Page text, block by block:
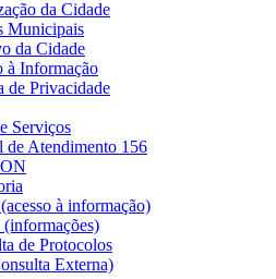
da Cidade
Municipais
da Cidade
à Informação
de Privacidade
Serviços
de Atendimento 156
à informação)
de Protocolos
Externa)